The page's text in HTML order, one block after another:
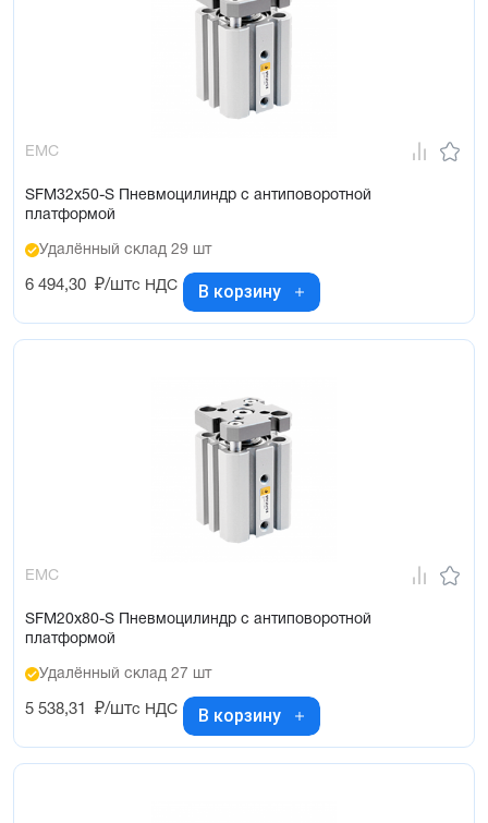
EMC
SFM32x50-S Пневмоцилиндр с антиповоротной
платформой
Удалённый склад 29 шт
6 494,30 ₽/штс НДС В корзину
EMC
SFM20x80-S Пневмоцилиндр с антиповоротной
платформой
Удалённый склад 27 шт
5 538,31 ₽/штс НДС В корзину